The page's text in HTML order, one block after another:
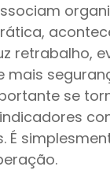
retrabalho,
mais
se
É